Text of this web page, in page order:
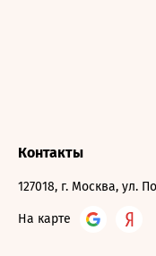
Контакты
127018, г. Москва, ул.
На карте